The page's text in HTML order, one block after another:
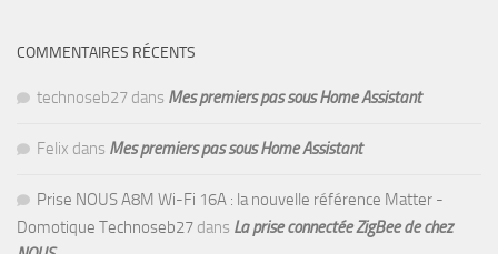
COMMENTAIRES RÉCENTS
technoseb27 dans Mes premiers pas sous Home Assistant
Felix dans Mes premiers pas sous Home Assistant
Prise NOUS A8M Wi-Fi 16A : la nouvelle référence Matter -
Domotique Technoseb27 dans La prise connectée ZigBee de chez